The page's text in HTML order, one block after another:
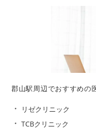
郡山駅周辺でおすすめの
リゼクリニック
TCBクリニック